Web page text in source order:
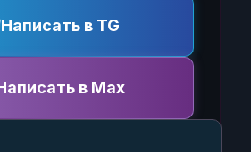
Написать в TG
в Max